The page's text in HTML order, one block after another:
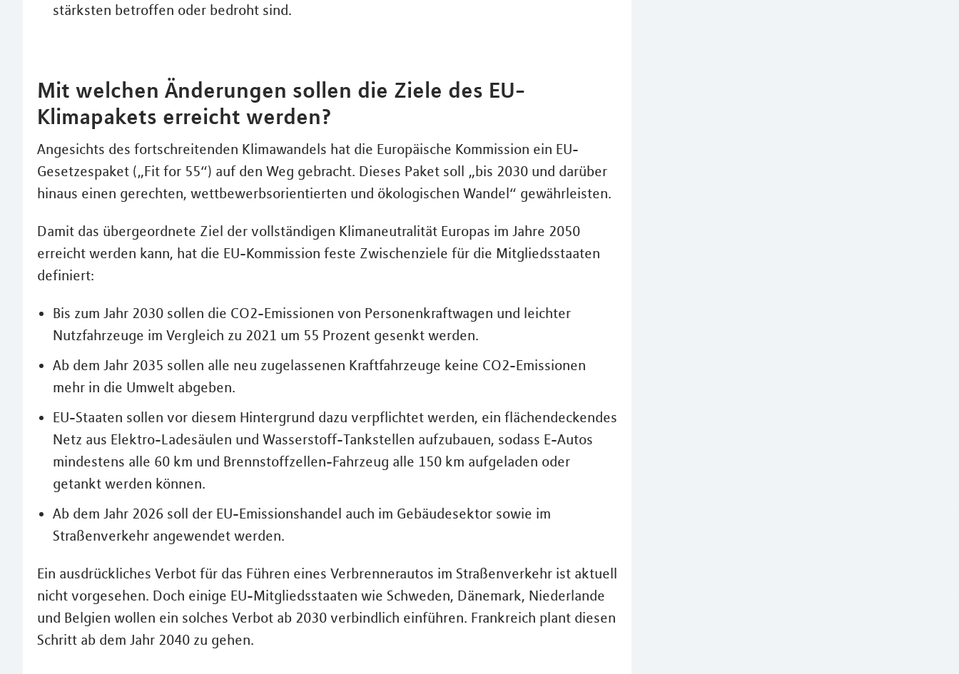
stärksten betroffen oder bedroht sind.
Mit welchen Änderungen sollen die Ziele des EU-
Klimapakets erreicht werden?
Angesichts des fortschreitenden Klimawandels hat die Europäische Kommission ein EU-
Gesetzespaket („Fit for 55“) auf den Weg gebracht. Dieses Paket soll „bis 2030 und darüber
hinaus einen gerechten, wettbewerbsorientierten und ökologischen Wandel“ gewährleisten.
Damit das übergeordnete Ziel der vollständigen Klimaneutralität Europas im Jahre 2050
erreicht werden kann, hat die EU-Kommission feste Zwischenziele für die Mitgliedsstaaten
definiert:
Bis zum Jahr 2030 sollen die CO2-Emissionen von Personenkraftwagen und leichter
Nutzfahrzeuge im Vergleich zu 2021 um 55 Prozent gesenkt werden.
Ab dem Jahr 2035 sollen alle neu zugelassenen Kraftfahrzeuge keine CO2-Emissionen
mehr in die Umwelt abgeben.
EU-Staaten sollen vor diesem Hintergrund dazu verpflichtet werden, ein flächendeckendes
Netz aus Elektro-Ladesäulen und Wasserstoff-Tankstellen aufzubauen, sodass E-Autos
mindestens alle 60 km und Brennstoffzellen-Fahrzeug alle 150 km aufgeladen oder
getankt werden können.
Ab dem Jahr 2026 soll der EU-Emissionshandel auch im Gebäudesektor sowie im
Straßenverkehr angewendet werden.
Ein ausdrückliches Verbot für das Führen eines Verbrennerautos im Straßenverkehr ist aktuell
nicht vorgesehen. Doch einige EU-Mitgliedsstaaten wie Schweden, Dänemark, Niederlande
und Belgien wollen ein solches Verbot ab 2030 verbindlich einführen. Frankreich plant diesen
Schritt ab dem Jahr 2040 zu gehen.